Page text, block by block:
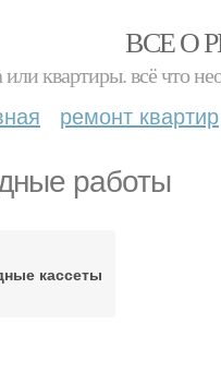
ВСЕ О
квартиры. всё что
ремонт квартир
работы
кассеты